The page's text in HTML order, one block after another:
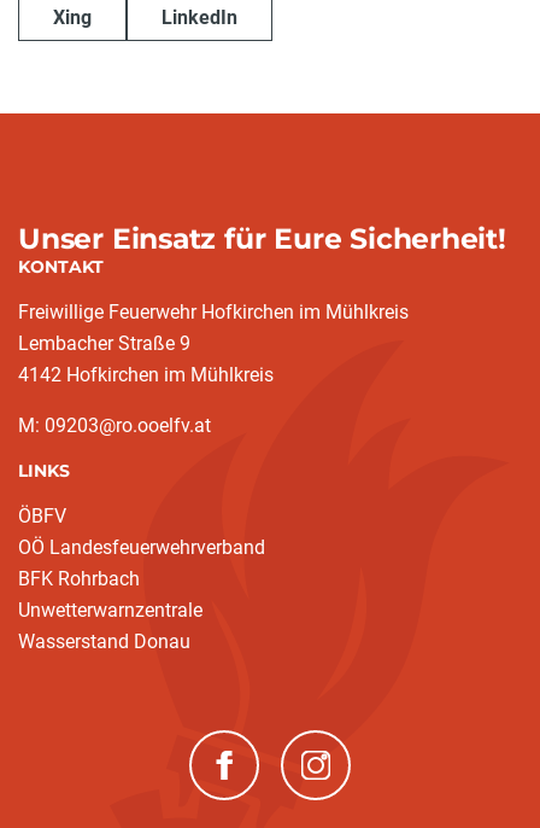
Xing LinkedIn
Unser Einsatz für Eure Sicherheit!
KONTAKT
Freiwillige Feuerwehr Hofkirchen im Mühlkreis
Lembacher Straße 9
4142 Hofkirchen im Mühlkreis
M: 09203@ro.ooelfv.at
LINKS
ÖBFV
OÖ Landesfeuerwehrverband
BFK Rohrbach
Unwetterwarnzentrale
Wasserstand Donau
(neues Fenster)(neues Fenster)